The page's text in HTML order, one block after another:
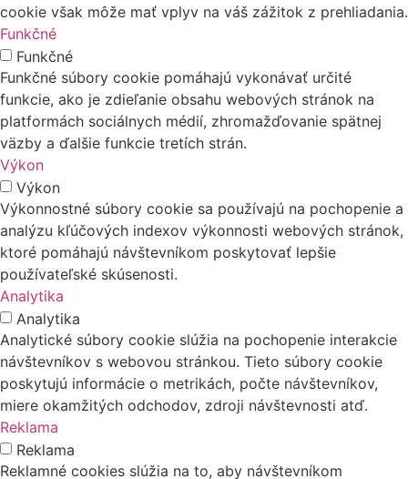
cookie však môže mať vplyv na váš zážitok z prehliadania.
Funkčné
Funkčné
Funkčné súbory cookie pomáhajú vykonávať určité
funkcie, ako je zdieľanie obsahu webových stránok na
platformách sociálnych médií, zhromažďovanie spätnej
väzby a ďalšie funkcie tretích strán.
Výkon
Výkon
Výkonnostné súbory cookie sa používajú na pochopenie a
analýzu kľúčových indexov výkonnosti webových stránok,
ktoré pomáhajú návštevníkom poskytovať lepšie
používateľské skúsenosti.
Analytika
Analytika
Analytické súbory cookie slúžia na pochopenie interakcie
návštevníkov s webovou stránkou. Tieto súbory cookie
poskytujú informácie o metrikách, počte návštevníkov,
miere okamžitých odchodov, zdroji návštevnosti atď.
Reklama
Reklama
Reklamné cookies slúžia na to, aby návštevníkom